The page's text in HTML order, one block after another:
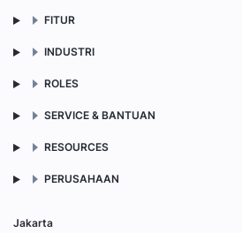
FITUR
INDUSTRI
ROLES
SERVICE & BANTUAN
RESOURCES
PERUSAHAAN
Jakarta